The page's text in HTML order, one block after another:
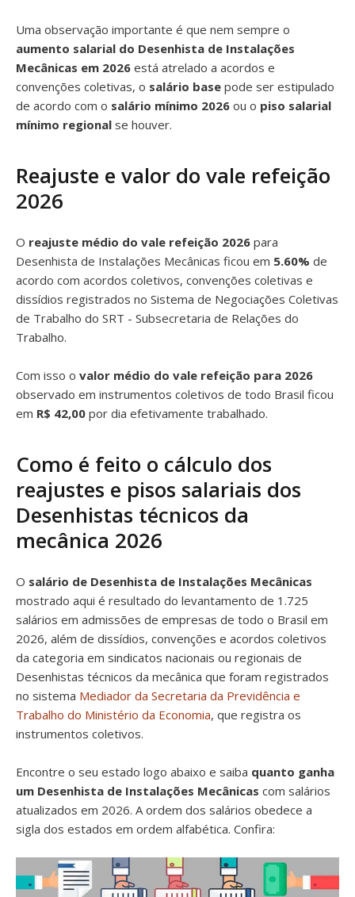
Uma observação importante é que nem sempre o
aumento salarial do Desenhista de Instalações
Mecânicas em 2026 está atrelado a acordos e
convenções coletivas, o salário base pode ser estipulado
de acordo com o salário mínimo 2026 ou o piso salarial
mínimo regional se houver.
Reajuste e valor do vale refeição
2026
O reajuste médio do vale refeição 2026 para
Desenhista de Instalações Mecânicas ficou em 5.60% de
acordo com acordos coletivos, convenções coletivas e
dissídios registrados no Sistema de Negociações Coletivas
de Trabalho do SRT - Subsecretaria de Relações do
Trabalho.
Com isso o valor médio do vale refeição para 2026
observado em instrumentos coletivos de todo Brasil ficou
em R$ 42,00 por dia efetivamente trabalhado.
Como é feito o cálculo dos
reajustes e pisos salariais dos
Desenhistas técnicos da
mecânica 2026
O salário de Desenhista de Instalações Mecânicas
mostrado aqui é resultado do levantamento de 1.725
salários em admissões de empresas de todo o Brasil em
2026, além de dissídios, convenções e acordos coletivos
da categoria em sindicatos nacionais ou regionais de
Desenhistas técnicos da mecânica que foram registrados
no sistema Mediador da Secretaria da Previdência e
Trabalho do Ministério da Economia, que registra os
instrumentos coletivos.
Encontre o seu estado logo abaixo e saiba quanto ganha
um Desenhista de Instalações Mecânicas com salários
atualizados em 2026. A ordem dos salários obedece a
sigla dos estados em ordem alfabética. Confira: